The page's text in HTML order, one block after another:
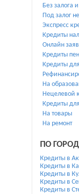
Без залога
Под залог
Экспресс
Кредиты
Онлайн
Кредиты
Кредиты
На
Нецелевой
Кредиты
На товары
На ремонт
ПО
Кредиты в
Кредиты в
Кредиты в
Кредиты в
Кредиты в